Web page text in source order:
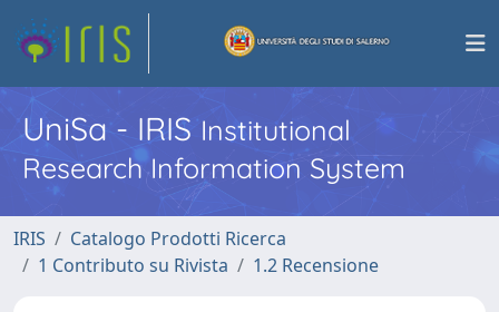
UniSa - IRISInstitutional
Research Information System
IRIS
Catalogo Prodotti Ricerca
1 Contributo su Rivista
1.2 Recensione